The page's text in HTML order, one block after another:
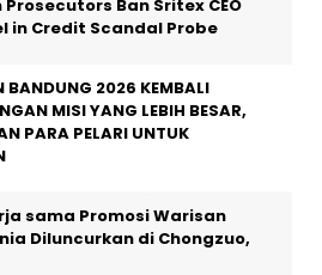
Ban Sritex CEO
in Credit Scandal Probe
BANDUNG 2026 KEMBALI
MISI YANG LEBIH BESAR,
PARA PELARI UNTUK
sama Promosi Warisan
Diluncurkan di Chongzuo,